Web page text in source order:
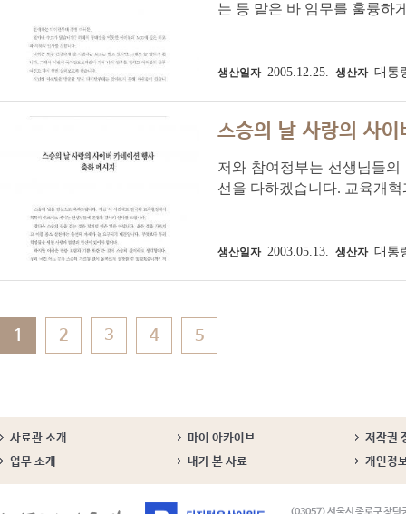
는 등 맡은 바 임무를 훌륭하
생산일자 2005.12.25. 생산자 대통
스승의 날 사랑의 사
저와 참여정부는 선생님들
선을 다하겠습니다. 교육개
생산일자 2003.05.13. 생산자 대통
1 2 3 4 5
사료관 소개 마이 아카이브
저작권
업무 소개
내가 본 사료 개인정